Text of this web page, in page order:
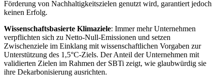
Förderung von Nachhaltigkeitszielen genutzt wird, garantiert jedoch
keinen Erfolg.
Wissenschaftsbasierte Klimaziele: Immer mehr Unternehmen
verpflichten sich zu Netto-Null-Emissionen und setzen
Zwischenziele im Einklang mit wissenschaftlichen Vorgaben zur
Unterstützung des 1,5°C-Ziels. Der Anteil der Unternehmen mit
validierten Zielen im Rahmen der SBTi zeigt, wie glaubwürdig sie
ihre Dekarbonisierung ausrichten.